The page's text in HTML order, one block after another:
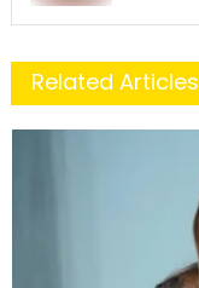
Related Articles